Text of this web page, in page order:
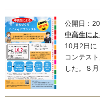
公開日：
中高生に
10月2日に
コンテス
した。８月